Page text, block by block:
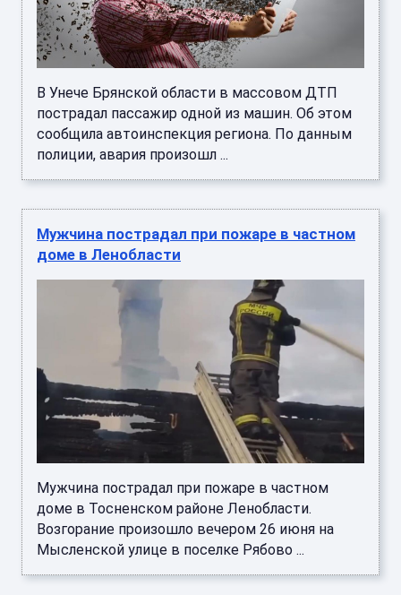
В Унече Брянской области в массовом ДТП
пострадал пассажир одной из машин. Об этом
сообщила автоинспекция региона. По данным
полиции, авария произошл ...
Мужчина пострадал при пожаре в частном
доме в Ленобласти
Мужчина пострадал при пожаре в частном
доме в Тосненском районе Ленобласти.
Возгорание произошло вечером 26 июня на
Мысленской улице в поселке Рябово ...